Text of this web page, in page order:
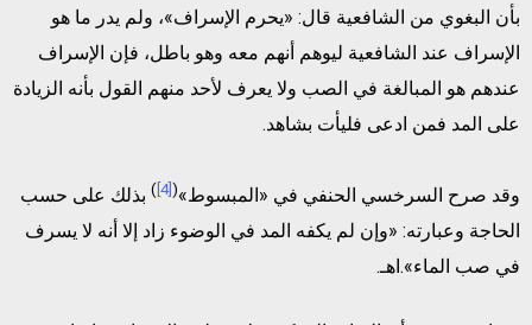
بأن البغوي من الشافعية قال: «يحرم الإسراف»، ولم يدر ما هو
الإسراف عند الشافعية ليوهم أنهم معه وهو باطل، فإن الإسراف
عندهم هو المبالغة في الصب ولا يعرف لأحد منهم القول بأنه الزيادة
على المد فمن ادعى فليأت بشاهد.
وقد صرح السرخسي الحنفي في «المبسوط»(
[4]
) بذلك على حسب
الحاجة وعبارته: «وإن لم يكفه المد في الوضوء زاد إلا أنه لا يسرف
في صب الماء».اهـ.